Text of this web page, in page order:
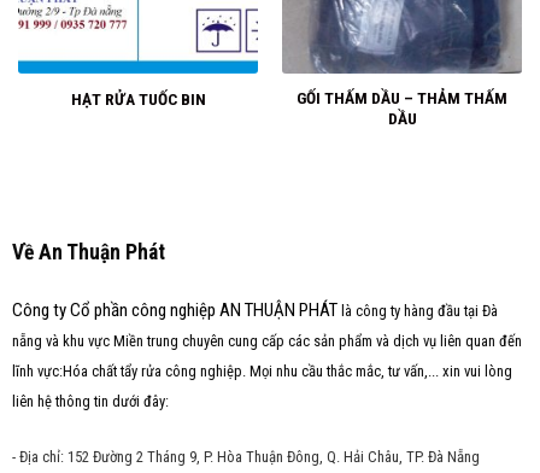
HẠT RỬA TUỐC BIN
GỐI THẤM DẦU – THẢM THẤM
DẦU
Về An Thuận Phát
Công ty Cổ phần công nghiệp AN THUẬN PHÁT là công ty hàng đầu tại Đà
nẵng và khu vực Miền trung chuyên cung cấp các sản phẩm và dịch vụ liên quan đến
lĩnh vực:Hóa chất tẩy rửa công nghiệp. Mọi nhu cầu thắc mắc, tư vấn,... xin vui lòng
liên hệ thông tin dưới đây:
- Địa chỉ: 152 Đường 2 Tháng 9, P. Hòa Thuận Đông, Q. Hải Châu, TP. Đà Nẵng